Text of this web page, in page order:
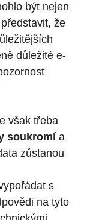
být nejen
že
důležité e-
však třeba
soukromí a
zůstanou
s
na tyto